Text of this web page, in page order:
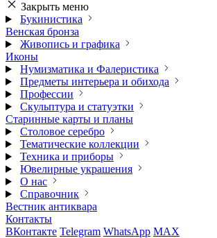
Закрыть меню
Букинистика
Венская бронза
Живопись и графика
Иконы
Нумизматика и Фалеристика
Предметы интерьера и обихода
Профессии
Скульптура и статуэтки
Старинные карты и планы
Столовое серебро
Тематические коллекции
Техника и приборы
Ювелирные украшения
О нас
Справочник
Вестник антиквара
Контакты
ВКонтакте Telegram WhatsApp MAX